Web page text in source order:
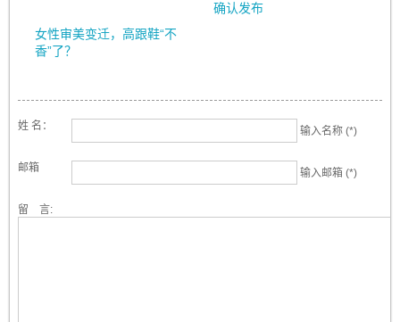
确认发布
女性审美变迁，高跟鞋“不
香”了？
姓 名： 输入名称 (*)
邮箱 输入邮箱 (*)
留 言: